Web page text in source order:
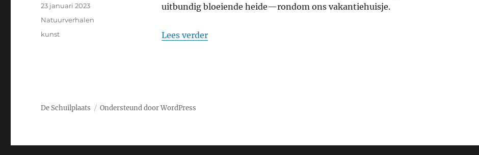
uitbundig bloeiende heide—rondom ons vakantiehuisje.
Lees verder“Prachtig portret van De Schuilplaats door Catharina Nieuwenhout”
Geplaatst
23 januari 2023
Categorieën
Natuurverhalen
Tags
kunst
De Schuilplaats Ondersteund door WordPress